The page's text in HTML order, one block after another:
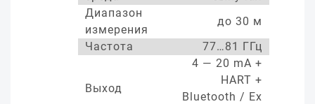
Диапазон
измерения
до 30 м
Частота
77…81 ГГц
Выход
4 — 20 mA +
HART +
Bluetooth / Ex